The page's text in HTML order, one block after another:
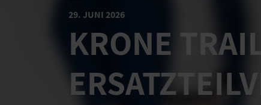
29. JUNI 2026
KRONE